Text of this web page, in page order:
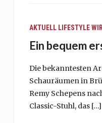
AKTUELL LIFESTYLE
Ein bequem
Die bekanntesten
Schauräumen in
Remy Schepens
Classic-Stuhl, das […]